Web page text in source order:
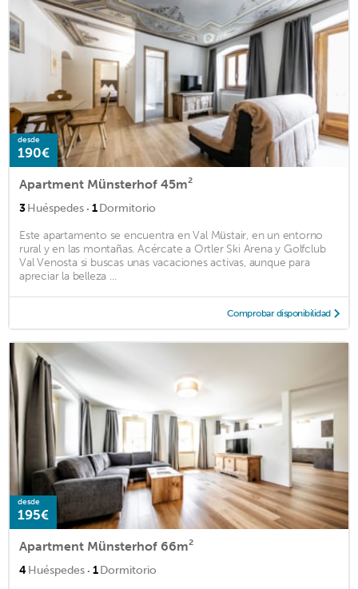
desde
190€
Apartment Münsterhof 45m²
3Huéspedes · 1Dormitorio
Este apartamento se encuentra en Val Müstair, en un entorno
rural y en las montañas. Acércate a Ortler Ski Arena y Golfclub
Val Venosta si buscas unas vacaciones activas, aunque para
apreciar la belleza ...
Comprobar disponibilidad
desde
195€
Apartment Münsterhof 66m²
4Huéspedes · 1Dormitorio